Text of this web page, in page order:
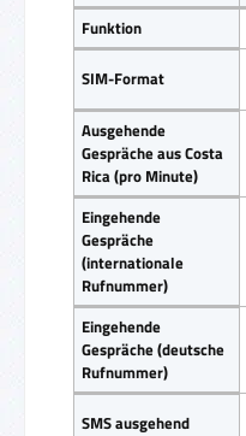
Funktion
SIM-Format
Ausgehende
Gespräche aus Costa
Rica (pro Minute)
Eingehende
Gespräche
(internationale
Rufnummer)
Eingehende
Gespräche (deutsche
Rufnummer)
SMS ausgehend